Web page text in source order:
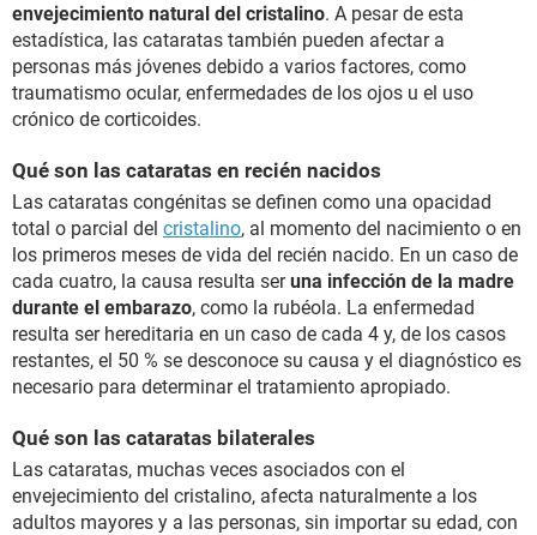
envejecimiento natural del cristalino. A pesar de esta
estadística, las cataratas también pueden afectar a
personas más jóvenes debido a varios factores, como
traumatismo ocular, enfermedades de los ojos u el uso
crónico de corticoides.
Qué son las cataratas en recién nacidos
Las cataratas congénitas se definen como una opacidad
total o parcial del cristalino, al momento del nacimiento o en
los primeros meses de vida del recién nacido. En un caso de
cada cuatro, la causa resulta seruna infección de la madre
durante el embarazo, como la rubéola. La enfermedad
resulta ser hereditaria en un caso de cada 4 y, de los casos
restantes, el 50 % se desconoce su causa y el diagnóstico es
necesario para determinar el tratamiento apropiado.
Qué son las cataratas bilaterales
Las cataratas, muchas veces asociados con el
envejecimiento del cristalino, afecta naturalmente a los
adultos mayores y a las personas, sin importar su edad, con